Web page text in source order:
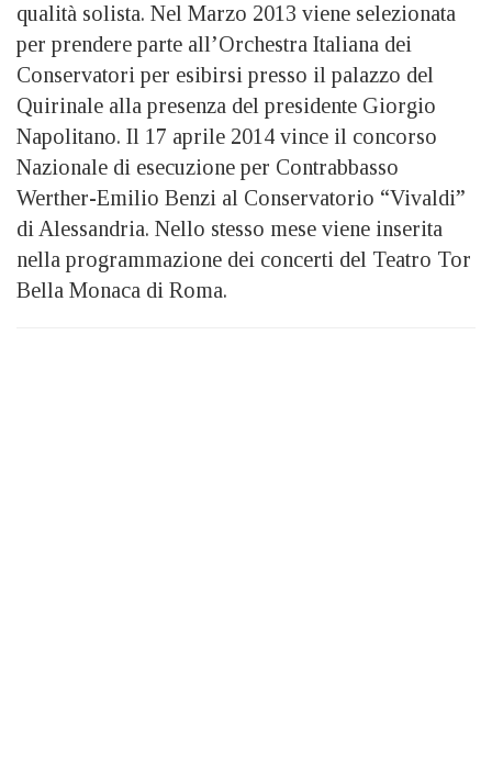
qualità solista. Nel Marzo 2013 viene selezionata
per prendere parte all’Orchestra Italiana dei
Conservatori per esibirsi presso il palazzo del
Quirinale alla presenza del presidente Giorgio
Napolitano. Il 17 aprile 2014 vince il concorso
Nazionale di esecuzione per Contrabbasso
Werther-Emilio Benzi al Conservatorio “Vivaldi”
di Alessandria. Nello stesso mese viene inserita
nella programmazione dei concerti del Teatro Tor
Bella Monaca di Roma.